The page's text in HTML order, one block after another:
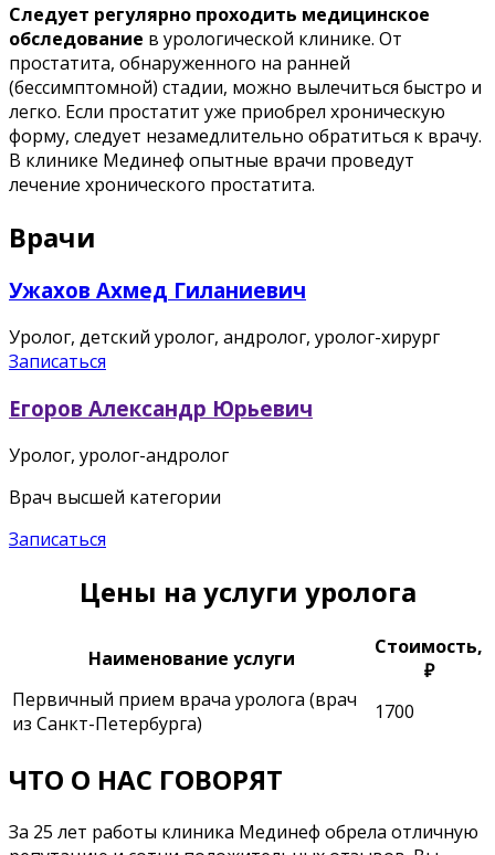
Следует регулярно проходить медицинское
обследование в урологической клинике. От
простатита, обнаруженного на ранней
(бессимптомной) стадии, можно вылечиться быстро и
легко. Если простатит уже приобрел хроническую
форму, следует незамедлительно обратиться к врачу.
В клинике Мединеф опытные врачи проведут
лечение хронического простатита.
Врачи
Ужахов Ахмед Гиланиевич
Уролог, детский уролог, андролог, уролог-хирург
Записаться
Егоров Александр Юрьевич
Уролог, уролог-андролог
Врач высшей категории
Записаться
Цены на услуги уролога
Наименование услуги
Стоимость,
₽
Первичный прием врача уролога (врач
из Санкт-Петербурга)
1700
ЧТО О НАС ГОВОРЯТ
За 25 лет работы клиника Мединеф обрела отличную